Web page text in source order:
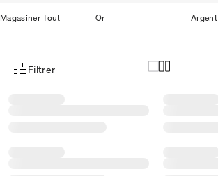
Magasiner Tout Or Argent
Menu des filtres d'articles
Filtrer